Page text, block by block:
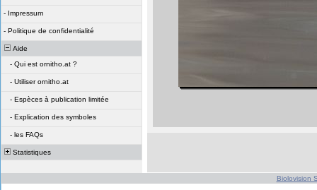
- Impressum
- Politique de confidentialité
Aide
- Qui est ornitho.at ?
- Utiliser ornitho.at
- Espèces à publication limitée
- Explication des symboles
- les FAQs
Statistiques
Biolovision